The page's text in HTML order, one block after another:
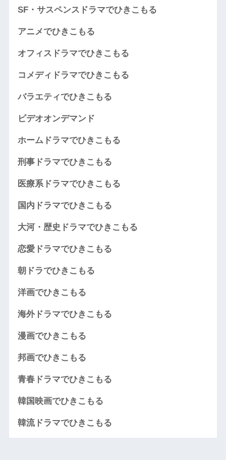
SF・サスペンスドラマでひきこもる
アニメでひきこもる
オフィスドラマでひきこもる
コメディドラマでひきこもる
バラエティでひきこもる
ビデオオンデマンド
ホームドラマでひきこもる
刑事ドラマでひきこもる
医療系ドラマでひきこもる
国内ドラマでひきこもる
大河・歴史ドラマでひきこもる
恋愛ドラマでひきこもる
朝ドラでひきこもる
洋画でひきこもる
海外ドラマでひきこもる
漫画でひきこもる
邦画でひきこもる
青春ドラマでひきこもる
韓国映画でひきこもる
韓流ドラマでひきこもる